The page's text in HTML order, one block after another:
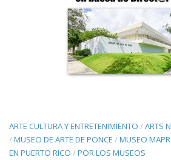
ARTE CULTURA Y ENTRETENIMIENTO /ARTS
/MUSEO DE ARTE DE PONCE /MUSEO MAPR
EN PUERTO RICO /POR LOS MUSEOS